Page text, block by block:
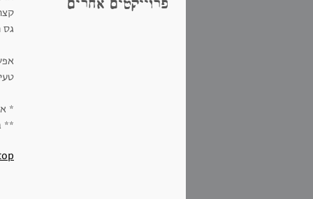
פרוייקטים אחרים
גס
*
**